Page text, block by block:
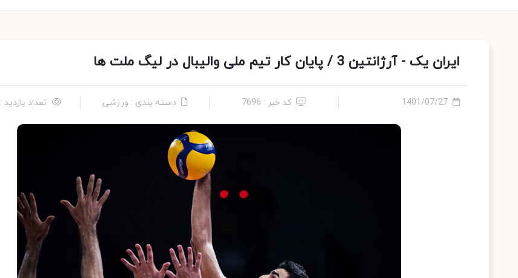
ایران یک - آرژانتین 3 / پایان کار تیم ملی والیبال در لیگ ملت ها
1401/07/27 کد خبر : 7696 دسته بندی : ورزشی تعداد بازدید : 594 نفر